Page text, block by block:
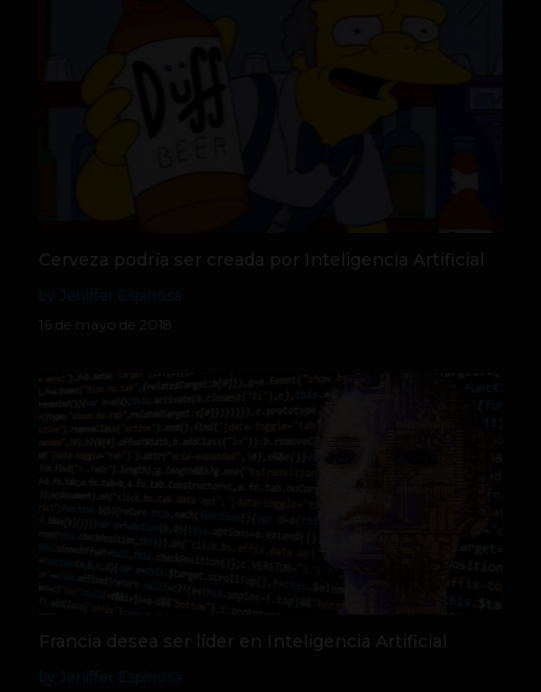
Cerveza podría ser creada por Inteligencia Artificial
16 de mayo de 2018
Francia desea ser líder en Inteligencia Artificial